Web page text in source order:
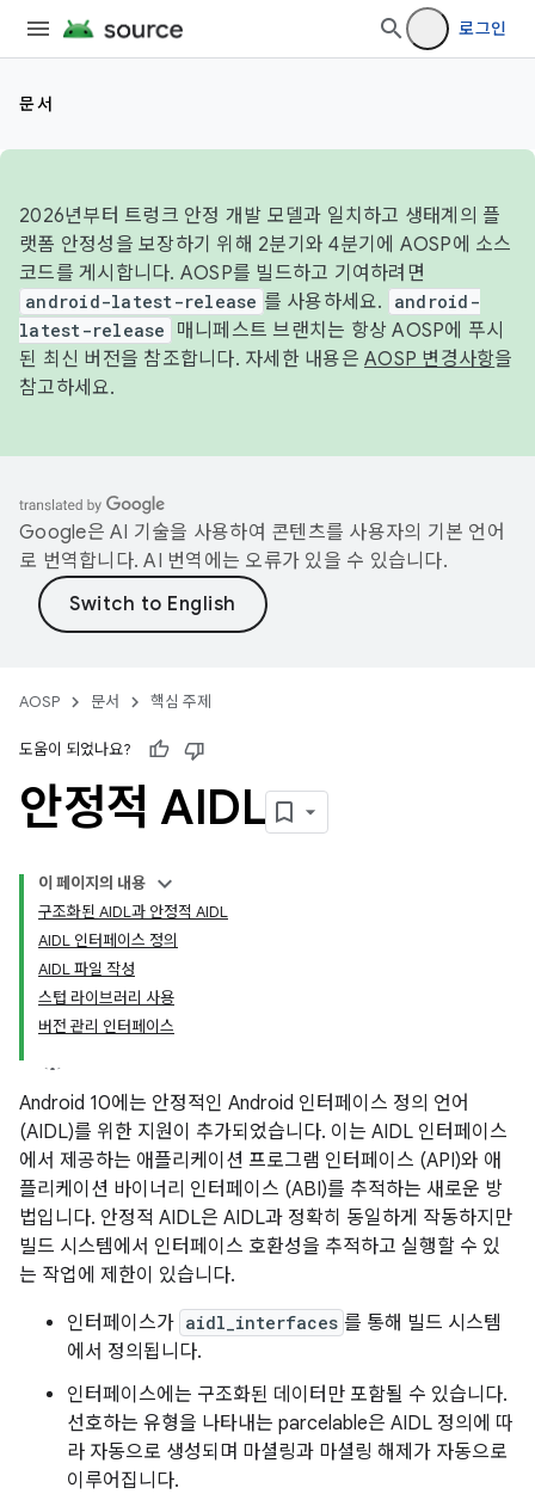
로그인
문서
2026년부터 트렁크 안정 개발 모델과 일치하고 생태계의 플
랫폼 안정성을 보장하기 위해 2분기와 4분기에 AOSP에 소스
코드를 게시합니다. AOSP를 빌드하고 기여하려면
android-latest-release 를 사용하세요.
android-
latest-release
매니페스트 브랜치는 항상 AOSP에 푸시
된 최신 버전을 참조합니다. 자세한 내용은 AOSP 변경사항을
참고하세요.
Google은 AI 기술을 사용하여 콘텐츠를 사용자의 기본 언어
로 번역합니다. AI 번역에는 오류가 있을 수 있습니다.
AOSP 문서 핵심 주제
도움이 되었나요?
안정적 AIDL
이 페이지의 내용
구조화된 AIDL과 안정적 AIDL
AIDL 인터페이스 정의
AIDL 파일 작성
스텁 라이브러리 사용
버전 관리 인터페이스
Android 10에는 안정적인 Android 인터페이스 정의 언어
(AIDL)를 위한 지원이 추가되었습니다. 이는 AIDL 인터페이스
에서 제공하는 애플리케이션 프로그램 인터페이스 (API)와 애
플리케이션 바이너리 인터페이스 (ABI)를 추적하는 새로운 방
법입니다. 안정적 AIDL은 AIDL과 정확히 동일하게 작동하지만
빌드 시스템에서 인터페이스 호환성을 추적하고 실행할 수 있
는 작업에 제한이 있습니다.
인터페이스가 aidl_interfaces 를 통해 빌드 시스템
에서 정의됩니다.
인터페이스에는 구조화된 데이터만 포함될 수 있습니다.
선호하는 유형을 나타내는 parcelable은 AIDL 정의에 따
라 자동으로 생성되며 마셜링과 마셜링 해제가 자동으로
이루어집니다.